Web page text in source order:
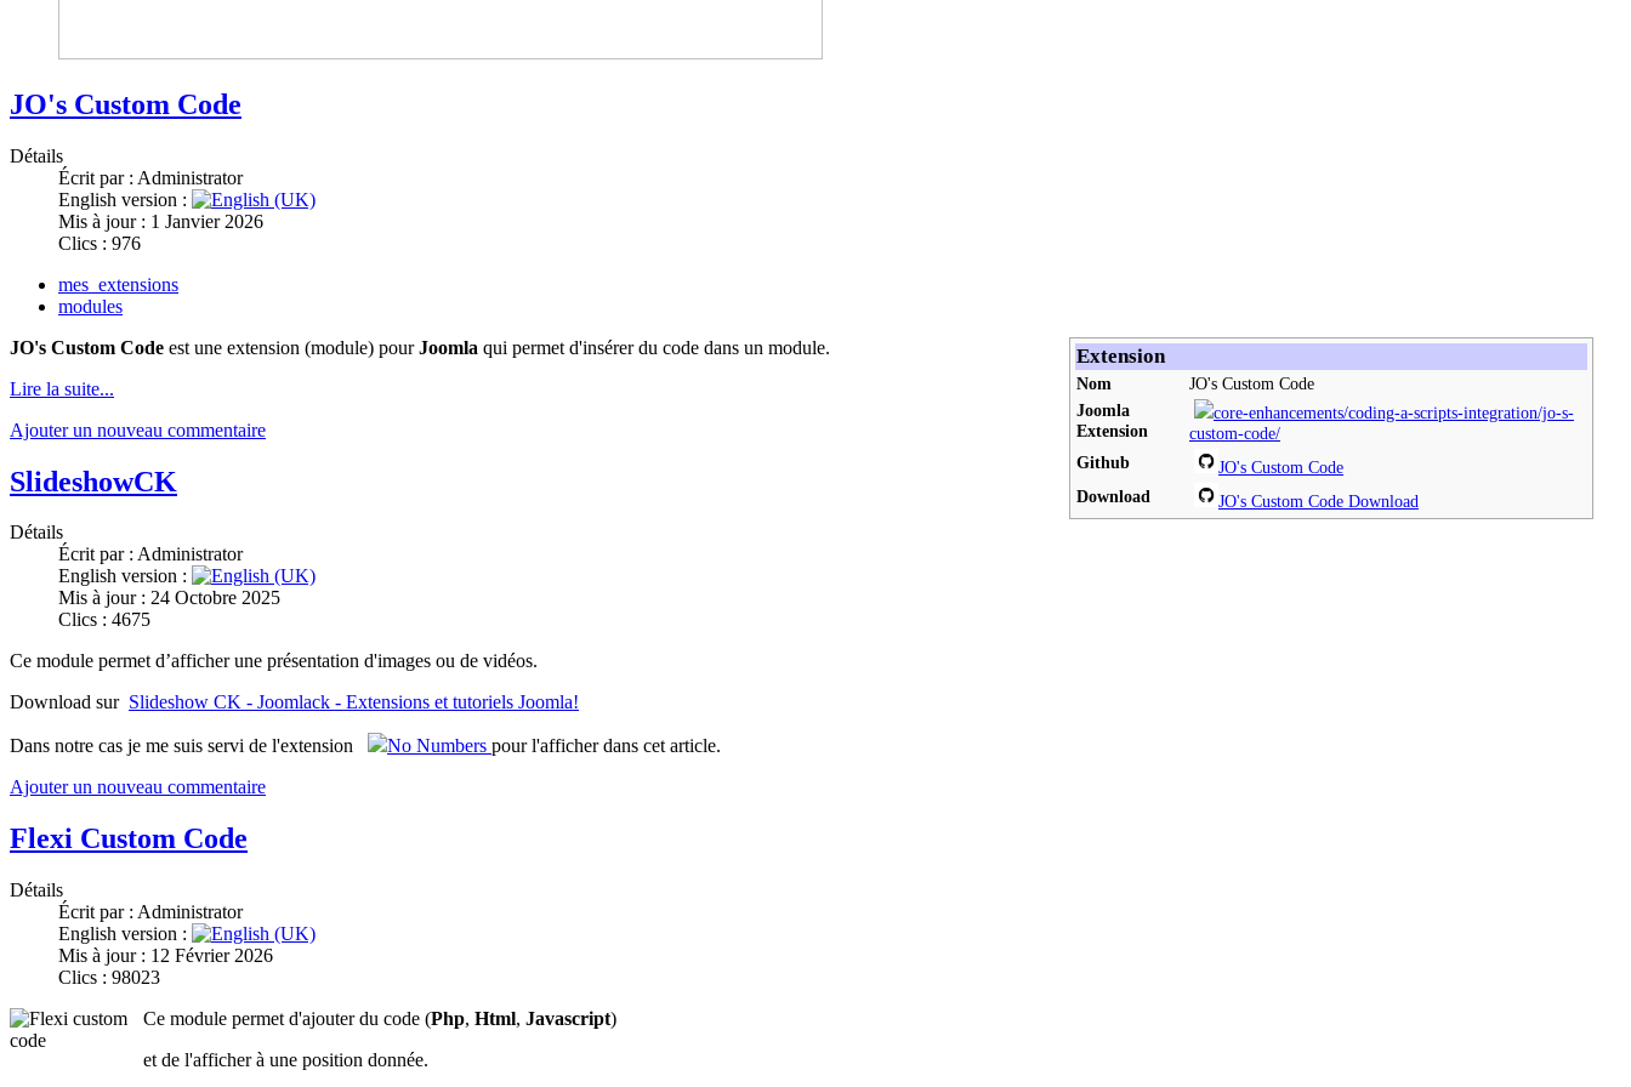
JO's Custom Code
Détails
Écrit par : Administrator
English version :
Mis à jour : 1 Janvier 2026
Clics : 976
mes_extensions
modules
Extension
Nom
JO's Custom Code
Joomla
Extension
core-enhancements/coding-a-scripts-integration/jo-s-
custom-code/
Github
JO's Custom Code
Download
JO's Custom Code Download
JO's Custom Code est une extension (module) pourJoomla qui permet d'insérer du code dans un module.
Lire la suite...
Ajouter un nouveau commentaire
SlideshowCK
Détails
Écrit par : Administrator
English version :
Mis à jour : 24 Octobre 2025
Clics : 4675
Ce module permet d’afficher une présentation d'images ou de vidéos.
Download sur Slideshow CK - Joomlack - Extensions et tutoriels Joomla!
Dans notre cas je me suis servi de l'extension No Numbers pour l'afficher dans cet article.
Ajouter un nouveau commentaire
Flexi Custom Code
Détails
Écrit par : Administrator
English version :
Mis à jour : 12 Février 2026
Clics : 98023
Ce module permet d'ajouter du code (Php, Html, Javascript)
et de l'afficher à une position donnée.